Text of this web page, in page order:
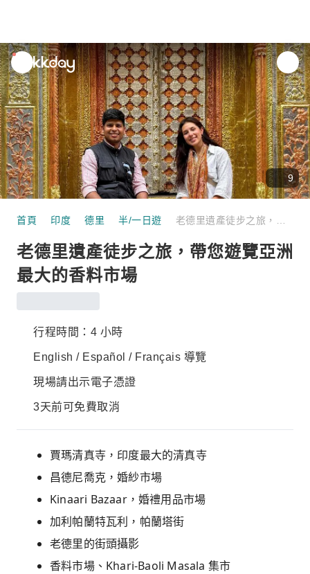
unread
notifications
9
首頁 印度 德里 半/一日遊
老德里遺產徒步之旅，帶您遊覽亞洲
最大的香料市場
行程時間：4 小時
English / Español / Français 導覽
現場請出示電子憑證
3天前可免費取消
賈瑪清真寺，印度最大的清真寺
昌德尼喬克，婚紗市場
Kinaari Bazaar，婚禮用品市場
加利帕蘭特瓦利，帕蘭塔街
老德里的街頭攝影
香料市場、Khari-Baoli Masala 集市